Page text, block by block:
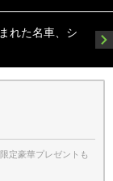
れた名車、シ
定豪華プレゼントも